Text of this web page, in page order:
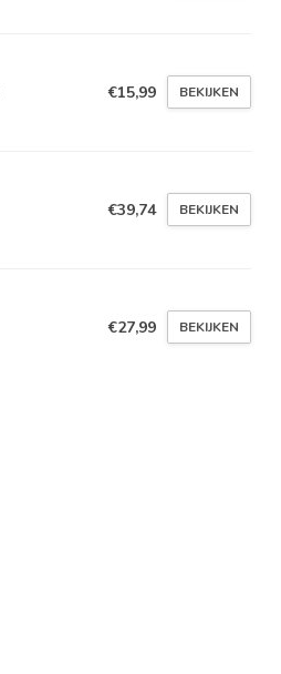
€15,99 BEKIJKEN
€39,74 BEKIJKEN
€27,99 BEKIJKEN